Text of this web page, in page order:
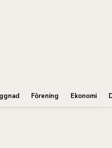
Förening Ekonomi